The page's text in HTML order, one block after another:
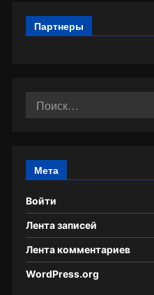
Партнеры
Найти:
Мета
Войти
Лента записей
Лента комментариев
WordPress.org